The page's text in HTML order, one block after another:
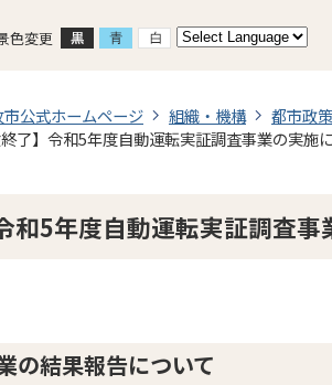
色変更
市公式ホームページ 組織・機構 都市政
終了】令和5年度自動運転実証調査事業の実施
和5年度自動運転実証調査
の結果報告について